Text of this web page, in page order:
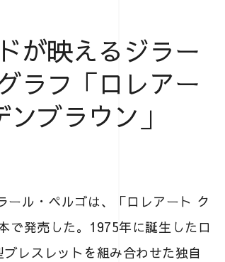
が映えるジラー
ラフ「ロレアー
ブラウン」
ール・ペルゴは、「ロレアート ク
で発売した。1975年に誕生したロ
レスレットを組み合わせた独自